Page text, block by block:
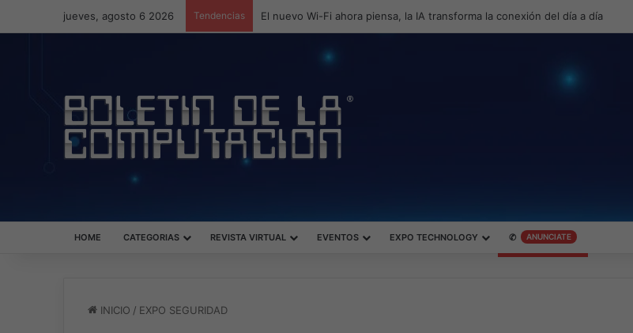
jueves, agosto 6 2026 Tendencias ASUS redefine la productividad y el gaming con la experiencia Duo
HOME CATEGORIAS REVISTA VIRTUAL EVENTOS EXPO TECHNOLOGY ✆ ANUNCIATE
INICIO / EXPO SEGURIDAD